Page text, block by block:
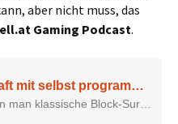
aber nicht muss, das
Gaming Podcast.